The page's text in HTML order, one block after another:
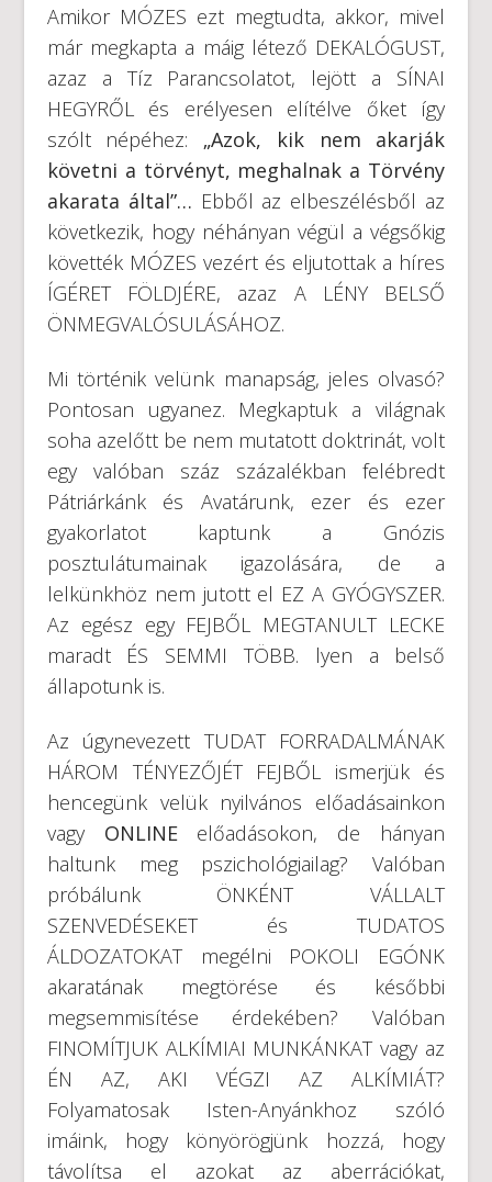
Amikor MÓZES ezt megtudta, akkor, mivel
már megkapta a máig létező DEKALÓGUST,
azaz a Tíz Parancsolatot, lejött a SÍNAI
HEGYRŐL és erélyesen elítélve őket így
szólt népéhez: „Azok, kik nem akarják
követni a törvényt, meghalnak a Törvény
akarata által”… Ebből az elbeszélésből az
következik, hogy néhányan végül a végsőkig
követték MÓZES vezért és eljutottak a híres
ÍGÉRET FÖLDJÉRE, azaz A LÉNY BELSŐ
ÖNMEGVALÓSULÁSÁHOZ.
Mi történik velünk manapság, jeles olvasó?
Pontosan ugyanez. Megkaptuk a világnak
soha azelőtt be nem mutatott doktrinát, volt
egy valóban száz százalékban felébredt
Pátriárkánk és Avatárunk, ezer és ezer
gyakorlatot kaptunk a Gnózis
posztulátumainak igazolására, de a
lelkünkhöz nem jutott el EZ A GYÓGYSZER.
Az egész egy FEJBŐL MEGTANULT LECKE
maradt ÉS SEMMI TÖBB. lyen a belső
állapotunk is.
Az úgynevezett TUDAT FORRADALMÁNAK
HÁROM TÉNYEZŐJÉT FEJBŐL ismerjük és
hencegünk velük nyilvános előadásainkon
vagy ONLINEelőadásokon, de hányan
haltunk meg pszichológiailag? Valóban
próbálunk ÖNKÉNT VÁLLALT
SZENVEDÉSEKET és TUDATOS
ÁLDOZATOKAT megélni POKOLI EGÓNK
akaratának megtörése és későbbi
megsemmisítése érdekében? Valóban
FINOMÍTJUK ALKÍMIAI MUNKÁNKAT vagy az
ÉN AZ, AKI VÉGZI AZ ALKÍMIÁT?
Folyamatosak Isten-Anyánkhoz szóló
imáink, hogy könyörögjünk hozzá, hogy
távolítsa el azokat az aberrációkat,